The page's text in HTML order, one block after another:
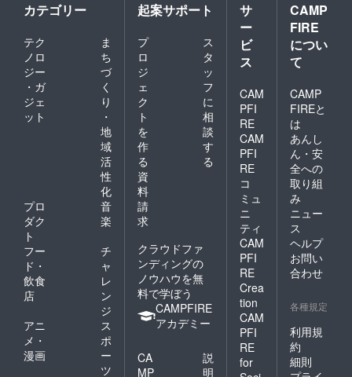
カテゴリー
テク
ノロ
ジー
・ガ
ジェ
ット
ま
ち
づ
く
り
・
地
域
活
性
化
プロ
ダク
ト
音
楽
フー
ド・
飲食
店
チ
ャ
レ
ン
ジ
アニ
メ・
漫画
ス
ポ
ー
ツ
起案サポート
プ
ロ
ジ
ェ
ク
ト
を
作
る
ス
タ
ッ
フ
に
相
談
す
る
資
料
請
求
クラウドファ
ンディングの
ノウハウを無
料で学ぼう
CAMPFIRE
アカデミー
CA
MP
説
明
サ
ー
ビ
ス
CAM
PFI
RE
CAM
PFI
RE
コ
ミュ
ニ
ティ
CAM
PFI
RE
Crea
tion
CAM
PFI
RE
for
CAMP
FIRE
につい
て
CAMP
FIREと
は
あんし
ん・安
全への
取り組
み
ニュー
ス
ヘルプ
お問い
合わせ
各種規定
利用規
約
細則